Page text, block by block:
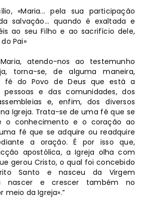
«Maria... pela sua participação
salvação... quando é exaltada e
ao seu Filho e ao sacrifício dele,
Pai»
atendo-nos ao testemunho
torna-se, de alguma maneira,
fé do Povo de Deus que está a
e das comunidades, dos
e, enfim, dos diversos
Igreja. Trata-se de uma fé que se
o conhecimento e o coração ao
fé que se adquire ou readquire
a oração. É por isso que,
apostólica, a Igreja olha com
gerou Cristo, o qual foi concebido
Santo e nasceu da Virgem
nascer e crescer também no
meio da Igreja».”